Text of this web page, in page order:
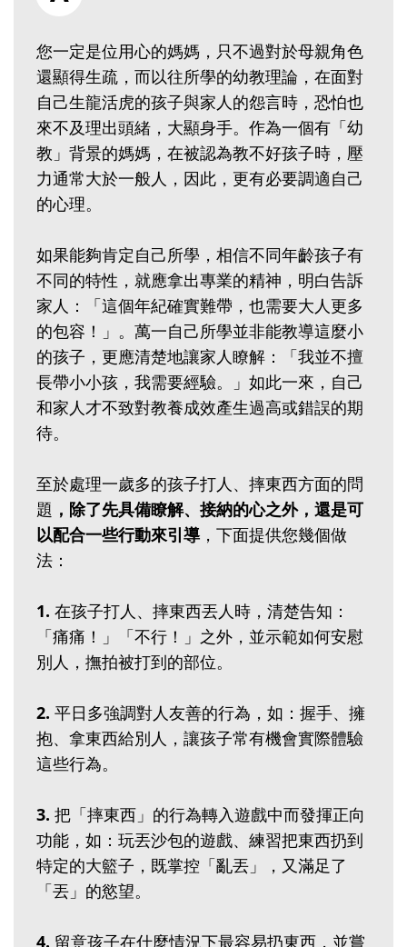
您一定是位用心的媽媽，只不過對於母親角色
還顯得生疏，而以往所學的幼教理論，在面對
自己生龍活虎的孩子與家人的怨言時，恐怕也
來不及理出頭緒，大顯身手。作為一個有「幼
教」背景的媽媽，在被認為教不好孩子時，壓
力通常大於一般人，因此，更有必要調適自己
的心理。
如果能夠肯定自己所學，相信不同年齡孩子有
不同的特性，就應拿出專業的精神，明白告訴
家人：「這個年紀確實難帶，也需要大人更多
的包容！」。萬一自己所學並非能教導這麼小
的孩子，更應清楚地讓家人瞭解：「我並不擅
長帶小小孩，我需要經驗。」如此一來，自己
和家人才不致對教養成效產生過高或錯誤的期
待。
至於處理一歲多的孩子打人、摔東西方面的問
題 ，除了先具備瞭解、接納的心之外，還是可
以配合一些行動來引導 ，下面提供您幾個做
法：
1. 在孩子打人、摔東西丟人時，清楚告知：
「痛痛！」「不行！」之外，並示範如何安慰
別人，撫拍被打到的部位。
2. 平日多強調對人友善的行為，如：握手、擁
抱、拿東西給別人，讓孩子常有機會實際體驗
這些行為。
3. 把「摔東西」的行為轉入遊戲中而發揮正向
功能，如：玩丟沙包的遊戲、練習把東西扔到
特定的大籃子，既掌控「亂丟」，又滿足了
「丟」的慾望。
4. 留意孩子在什麼情況下最容易扔東西，並嘗